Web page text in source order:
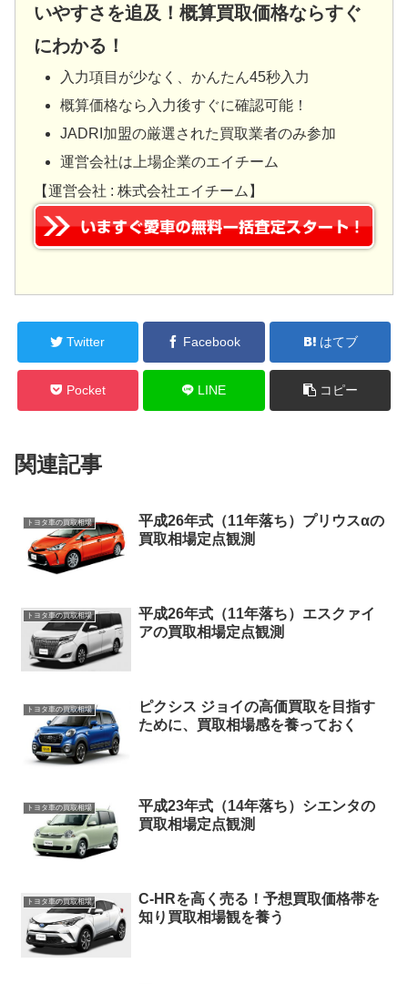
いやすさを追及！概算買取価格ならすぐ
にわかる！
入力項目が少なく、かんたん45秒入力
概算価格なら入力後すぐに確認可能！
JADRI加盟の厳選された買取業者のみ参加
運営会社は上場企業のエイチーム
【運営会社 : 株式会社エイチーム】
Twitter Facebook はてブ
Pocket LINE コピー
関連記事
トヨタ車の買取相場
平成26年式（11年落ち）プリウスαの
買取相場定点観測
トヨタ車の買取相場
平成26年式（11年落ち）エスクァイ
アの買取相場定点観測
トヨタ車の買取相場
ピクシス ジョイの高価買取を目指す
ために、買取相場感を養っておく
トヨタ車の買取相場
平成23年式（14年落ち）シエンタの
買取相場定点観測
トヨタ車の買取相場
C-HRを高く売る！予想買取価格帯を
知り買取相場観を養う